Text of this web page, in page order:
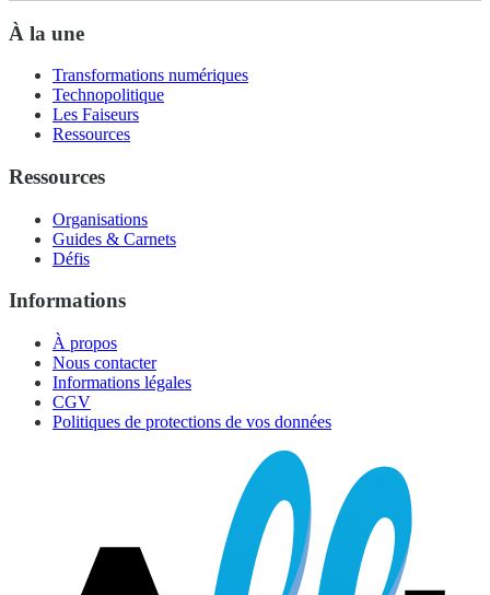
À la une
Transformations numériques
Technopolitique
Les Faiseurs
Ressources
Ressources
Organisations
Guides & Carnets
Défis
Informations
À propos
Nous contacter
Informations légales
CGV
Politiques de protections de vos données